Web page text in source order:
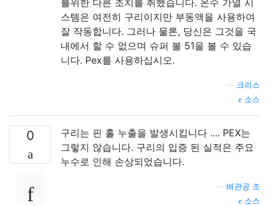
스템은 여전히 ​​구리이지만 부동액을 사용하여
잘 작동합니다. 그러나 물론, 당신은 그것을 국
내에서 할 수 없으며 슈퍼 볼 51을 볼 수 있습
니다. Pex를 사용하십시오.
크리스
소스
0
구리는 핀 홀 누출을 발생시킵니다 .... PEX는
그렇지 않습니다. 구리의 입증 된 실적은 주요
누수로 인해 손상되었습니다.
배관공 조
소스